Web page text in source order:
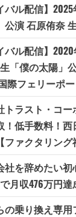
バル配信】
公演 石原侑奈
バル配信】
「僕の太陽」
際フェリーポー
トラスト・コ
！低手数料！
ファクタリング
社を辞めたい
月収476万円
の乗り換え専